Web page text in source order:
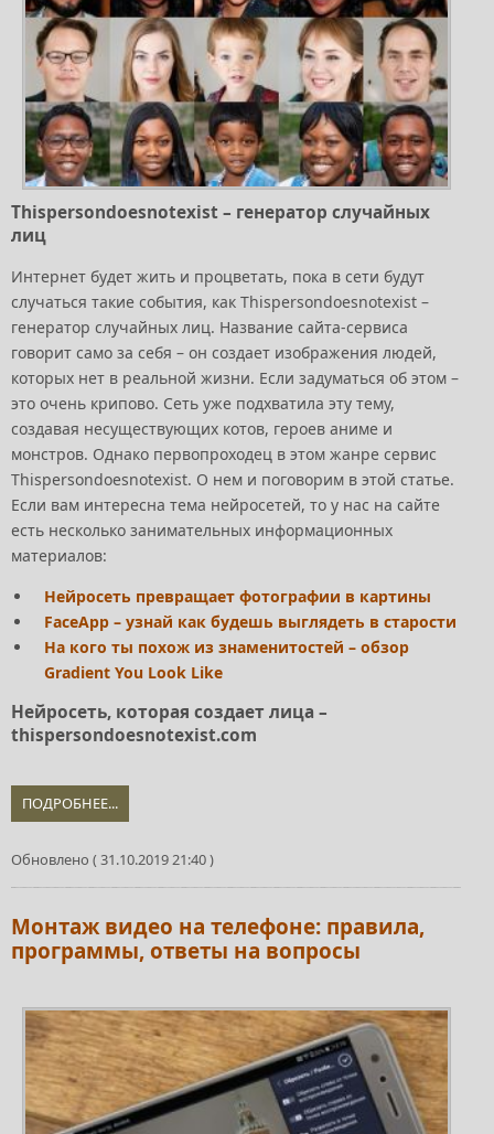
Thispersondoesnotexist – генератор случайных
лиц
Интернет будет жить и процветать, пока в сети будут
случаться такие события, как Thispersondoesnotexist –
генератор случайных лиц. Название сайта-сервиса
говорит само за себя – он создает изображения людей,
которых нет в реальной жизни. Если задуматься об этом –
это очень крипово. Сеть уже подхватила эту тему,
создавая несуществующих котов, героев аниме и
монстров. Однако первопроходец в этом жанре сервис
Thispersondoesnotexist. О нем и поговорим в этой статье.
Если вам интересна тема нейросетей, то у нас на сайте
есть несколько занимательных информационных
материалов:
Нейросеть превращает фотографии в картины
FaceApp – узнай как будешь выглядеть в старости
На кого ты похож из знаменитостей – обзор
Gradient You Look Like
Нейросеть, которая создает лица –
thispersondoesnotexist.com
ПОДРОБНЕЕ...
Обновлено ( 31.10.2019 21:40 )
Монтаж видео на телефоне: правила,
программы, ответы на вопросы